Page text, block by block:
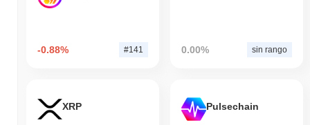
-0.88% #141 0.00% sin rango
XRP Pulsechain